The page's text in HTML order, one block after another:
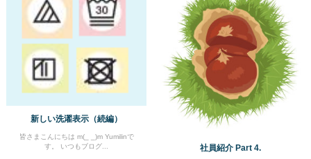
新しい洗濯表示（続編）
皆さまこんにちは m(_ _)m Yumilinで
す。 いつもブログ...
社員紹介 Part 4.